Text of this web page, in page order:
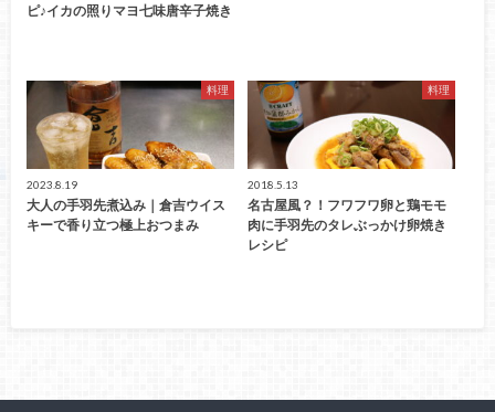
ピ♪イカの照りマヨ七味唐辛子焼き
料理
2023.8.19
大人の手羽先煮込み｜倉吉ウイス
キーで香り立つ極上おつまみ
料理
2018.5.13
名古屋風？！フワフワ卵と鶏モモ
肉に手羽先のタレぶっかけ卵焼き
レシピ